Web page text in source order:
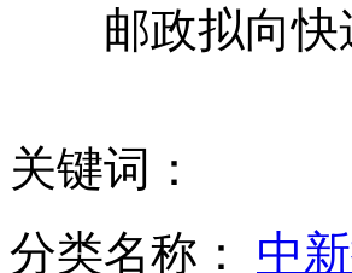
实拍男子被高压电击中起火恐怖瞬
邮政拟向快递
关键词：
分类名称： 中